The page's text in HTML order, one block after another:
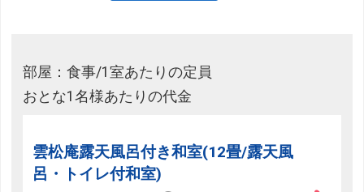
部屋：食事/1室あたりの定員
おとな1名様あたりの代金
雲松庵露天風呂付き和室(12畳/露天風
呂・トイレ付和室)